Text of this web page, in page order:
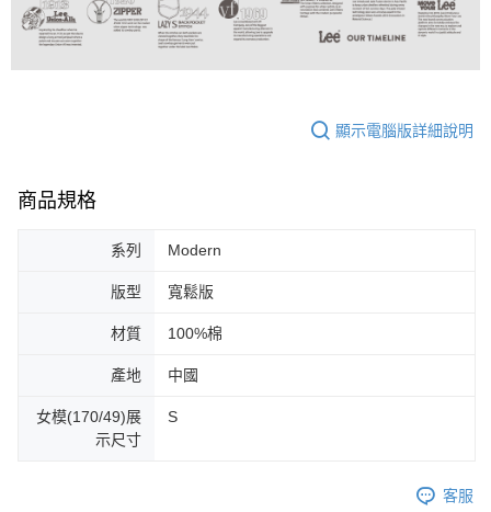
顯示電腦版詳細說明
商品規格
系列 Modern
版型 寬鬆版
材質 100%棉
產地 中國
女模(170/49)展
示尺寸
S
客服